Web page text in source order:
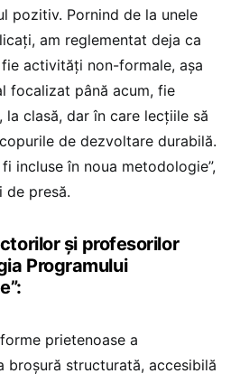
pozitiv. Pornind de la unele
am reglementat deja ca
activități non-formale, așa
focalizat până acum, fie
clasă, dar în care lecțiile să
de dezvoltare durabilă.
incluse în noua metodologie”,
de presă.
și profesorilor
Programului
prietenoase a
broșură structurată, accesibilă